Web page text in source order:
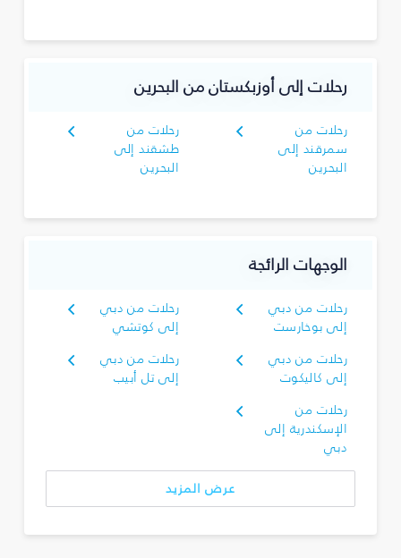
رحلات إلى أوزبكستان من البحرين
رحلات من
سمرقند إلى
البحرين
رحلات من
طشقند إلى
البحرين
الوجهات الرائجة
رحلات من دبي
إلى بوخارست
رحلات من دبي
إلى كوتشي
رحلات من دبي
إلى كاليكوت
رحلات من دبي
إلى تل أبيب
رحلات من
الإسكندرية إلى
دبي
عرض المزيد